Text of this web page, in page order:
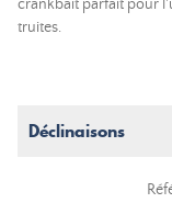
crankbait parfait pour
truites.
Déclinaisons